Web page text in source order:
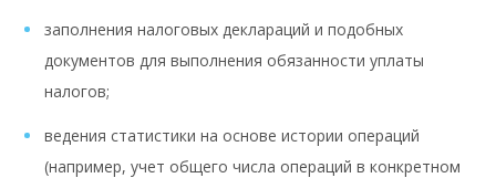
заполнения налоговых деклараций и подобных
документов для выполнения обязанности уплаты
налогов;
ведения статистики на основе истории операций
(например, учет общего числа операций в конкретном